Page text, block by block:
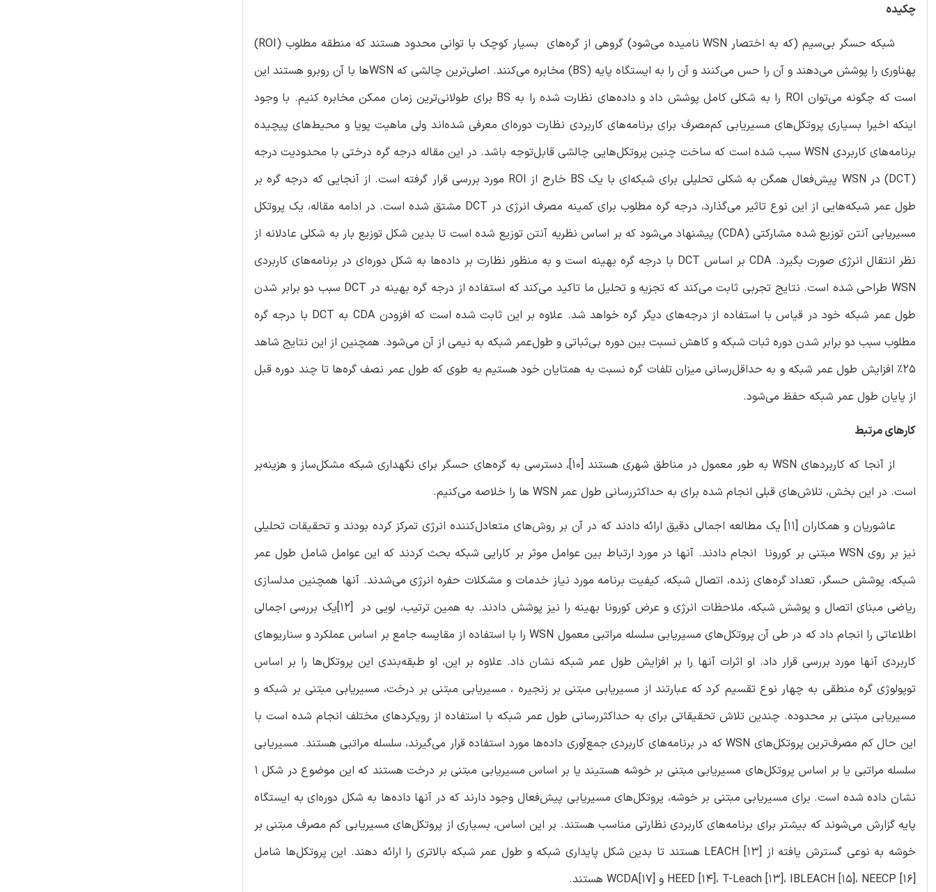
چکیده
شبکه حسگر بی‌سیم (که به اختصار WSN نامیده می‌شود) گروهی از گره‌های بسیار کوچک با توانی محدود هستند که منطقه مطلوب (ROI)
پهناوری را پوشش می‌دهند و آن را حس می‌کنند و آن را به ایستگاه پایه (BS) مخابره می‌کنند. اصلی‌ترین چالشی که WSNها با آن روبرو هستند این
است که چگونه می‌توان ROI را به شکلی کامل پوشش داد و داده‌های نظارت شده را به BS برای طولانی‌ترین زمان ممکن مخابره کنیم. با وجود
اینکه اخیرا بسیاری پروتکل‌های مسیریابی کم‌مصرف برای برنامه‌های کاربردی نظارت دوره‌ای معرفی شده‌اند ولی ماهیت پویا و محیط‌های پیچیده
برنامه‌های کاربردی WSN سبب شده است که ساخت چنین پروتکل‌هایی چالشی قابل‌توجه باشد. در این مقاله درجه گره درختی با محدودیت درجه‌
(DCT) در WSN پیش‌فعال همگن به شکلی تحلیلی برای شبکه‌ای با یک BS خارج از ROI مورد بررسی قرار گرفته است. از آنجایی که درجه گره بر
طول عمر شبکه‌هایی از این نوع تاثیر می‌گذارد، درجه گره مطلوب برای کمینه مصرف انرژی در DCT مشتق شده است. در ادامه مقاله، یک پروتکل
مسیریابی آنتن توزیع شده مشارکتی (CDA) پیشنهاد می‌شود که بر اساس نظریه آنتن توزیع شده است تا بدین شکل توزیع بار به شکلی عادلانه از
نظر انتقال انرژی صورت بگیرد. CDA بر اساس DCT با درجه گره بهینه است و به منظور نظارت بر داده‌ها به شکل دوره‌ای در برنامه‌های کاربردی
WSN طراحی شده است. نتایج تجربی ثابت می‌کند که تجزیه و تحلیل ما تاکید می‌کند که استفاده از درجه گره بهینه در DCT سبب دو برابر شدن
طول عمر شبکه خود در قیاس با استفاده از درجه‌های دیگر گره خواهد شد. علاوه بر این ثابت شده است که افزودن CDA به DCT با درجه گره
مطلوب سبب دو برابر شدن دوره ثبات شبکه و کاهش نسبت بین دوره بی‌ثباتی و طول‌‌عمر شبکه به نیمی از آن می‌شود. همچنین از این نتایج شاهد
25% افزایش طول عمر شبکه و به حداقل‌رسانی میزان تلفات گره نسبت به همتایان خود هستیم به طوی که طول عمر نصف گره‌ها تا چند دوره قبل
از پایان طول عمر شبکه حفظ می‌شود.
کارهای مرتبط
از آنجا که کاربردهای WSN به طور معمول در مناطق شهری هستند [10]، دسترسی به گره‌های حسگر برای نگهداری شبکه مشکل‌ساز و هزینه‌بر
است. در این بخش، تلاش‌های قبلی انجام شده برای به حداکثررسانی طول عمر WSN ها را خلاصه می‌کنیم.
عاشوریان و همکاران [11] یک مطالعه اجمالی دقیق ارائه دادند که در آن بر روش‌های متعادل‌کننده انرژی تمرکز کرده بودند و تحقیقات تحلیلی
نیز بر روی WSN مبتنی بر کورونا انجام دادند. آنها در مورد ارتباط بین عوامل موثر بر کارایی شبکه بحث کردند که این عوامل شامل طول عمر
شبکه، پوشش حسگر، تعداد گره‌های زنده، اتصال شبکه، کیفیت برنامه مورد نیاز خدمات و مشکلات حفره انرژی می‌شدند. آنها همچنین مدلسازی
ریاضی مبنای اتصال و پوشش شبکه، ملاحظات انرژی و عرض کورونا بهینه را نیز پوشش دادند. به همین ترتیب، لویی در [12]یک بررسی اجمالی
اطلاعاتی را انجام داد که در طی آن پروتکل‌های مسیریابی سلسله مراتبی معمول WSN را با استفاده از مقایسه جامع بر اساس عملکرد و سناریوهای
کاربردی آنها مورد بررسی قرار داد. او اثرات آنها را بر افزایش طول عمر شبکه نشان داد. علاوه بر این، او طبقه‌بندی این پروتکل‌ها را بر اساس
توپولوژی گره منطقی به چهار نوع تقسیم کرد که عبارتند از مسیریابی مبتنی بر زنجیره ، مسیریابی مبتنی بر درخت، مسیریابی مبتنی بر شبکه و
مسیریابی مبتنی بر محدوده. چندین تلاش تحقیقاتی برای به حداکثررسانی طول عمر شبکه با استفاده از رویکردهای مختلف انجام شده است با
این حال کم مصرف‌ترین پروتکل‌های WSN که در برنامه‌های کاربردی جمع‌آوری داده‌ها مورد استفاده قرار می‌گیرند، سلسله مراتبی هستند. مسیریابی
سلسله مراتبی یا بر اساس پروتکل‌های مسیریابی مبتنی بر خوشه هستیند یا بر اساس مسیریابی مبتنی بر درخت هستند که این موضوع در شکل 1
نشان داده شده است. برای مسیریابی مبتنی بر خوشه، پروتکل‌های مسیریابی پیش‌فعال وجود دارند که در آنها داده‌ها به شکل دوره‌ای به ایستگاه
پایه گزارش می‌شوند که بیشتر برای برنامه‌های کاربردی نظارتی مناسب هستند. بر این اساس، بسیاری از پروتکل‌های مسیریابی کم مصرف مبتنی بر
خوشه به نوعی گسترش یافته از LEACH [13] هستند تا بدین شکل پایداری شبکه و طول عمر شبکه بالاتری را ارائه دهند. این پروتکل‌ها شامل
HEED [14]، T-Leach [13]، IBLEACH [15]، NEECP [16] و WCDA[17] هستند.